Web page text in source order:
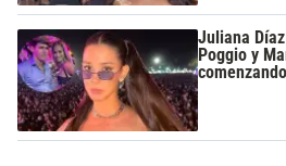
Juliana
Poggio y